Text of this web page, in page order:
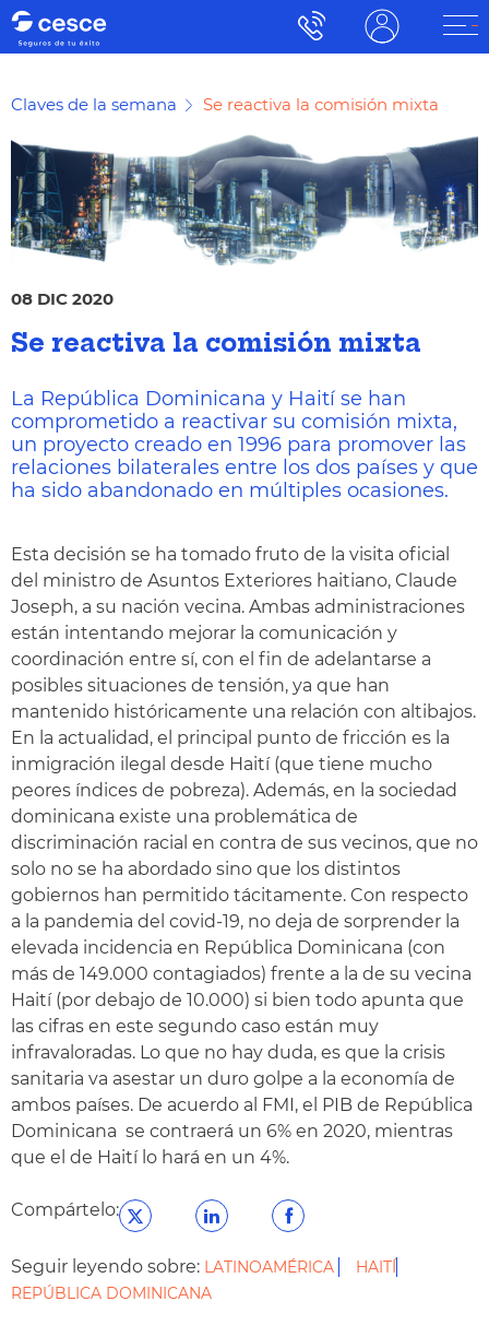
Claves de la semana Se reactiva la comisión mixta
08 DIC 2020
Se reactiva la comisión mixta
La República Dominicana y Haití se han
comprometido a reactivar su comisión mixta,
un proyecto creado en 1996 para promover las
relaciones bilaterales entre los dos países y que
ha sido abandonado en múltiples ocasiones.
Esta decisión se ha tomado fruto de la visita oficial
del ministro de Asuntos Exteriores haitiano, Claude
Joseph, a su nación vecina. Ambas administraciones
están intentando mejorar la comunicación y
coordinación entre sí, con el fin de adelantarse a
posibles situaciones de tensión, ya que han
mantenido históricamente una relación con altibajos.
En la actualidad, el principal punto de fricción es la
inmigración ilegal desde Haití (que tiene mucho
peores índices de pobreza). Además, en la sociedad
dominicana existe una problemática de
discriminación racial en contra de sus vecinos, que no
solo no se ha abordado sino que los distintos
gobiernos han permitido tácitamente. Con respecto
a la pandemia del covid-19, no deja de sorprender la
elevada incidencia en República Dominicana (con
más de 149.000 contagiados) frente a la de su vecina
Haití (por debajo de 10.000) si bien todo apunta que
las cifras en este segundo caso están muy
infravaloradas. Lo que no hay duda, es que la crisis
sanitaria va asestar un duro golpe a la economía de
ambos países. De acuerdo al FMI, el PIB de República
Dominicana se contraerá un 6% en 2020, mientras
que el de Haití lo hará en un 4%.
Compártelo:
Seguir leyendo sobre: LATINOAMÉRICA
HAITÍ
REPÚBLICA DOMINICANA